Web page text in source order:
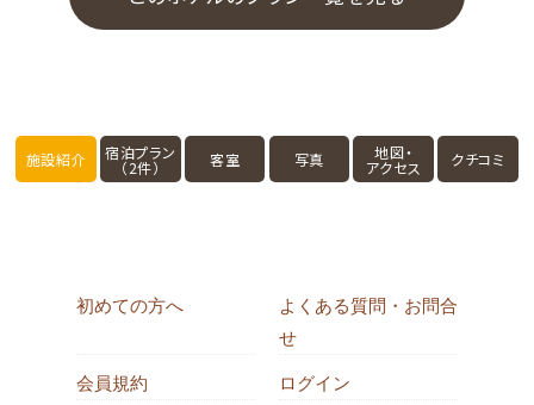
施設紹介 宿泊プラン
（2件） 客室 写真 地図・
アクセス クチコミ
初めての方へ
よくある質問・お問合
せ
会員規約 ログイン